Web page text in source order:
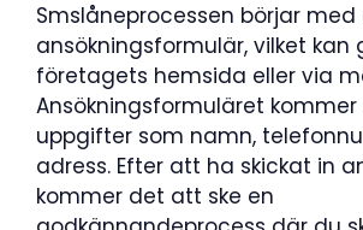
Smslåneprocessen börjar
ansökningsformulär, vilket kan
företagets hemsida eller via
Ansökningsformuläret
uppgifter som namn,
adress. Efter att ha skickat in
kommer det att ske en